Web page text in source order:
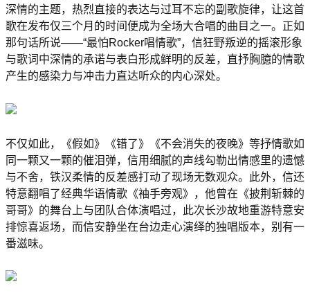
深情的主题，热烈直接的表达与过耳不忘的副歌旋律，让这首
歌在发布仅三个月的时间便成为全场大合唱的曲目之一。正如
那句话所说——“最怕Rocker唱情歌”，信狂野叛逆的摇滚形象
与歌词中深情的承诺与表白形成鲜明的反差，直抒胸臆的情歌
产生的感染力与冲击力直达听众的内心深处。
不仅如此，《假如》《错了》《不会消失的夜晚》等抒情歌如
同一颗又一颗的催泪弹，信用细腻的声线勾勒出情感里的遗憾
与不舍，铁汉柔情的反差感打动了现场无数观众。此外，信还
特意翻唱了经典华语情歌《袖手旁观》，他曾在《披荆斩棘的
哥哥》的舞台上与团队合体演唱过，此次长沙故地重游特意安
排惊喜返场，而信安静坐在台边走心演绎的独唱版本，别有一
番滋味。